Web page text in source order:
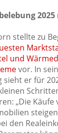
2025
stellte zu
und
vor. In
sieht er für
„Die Käufe
den